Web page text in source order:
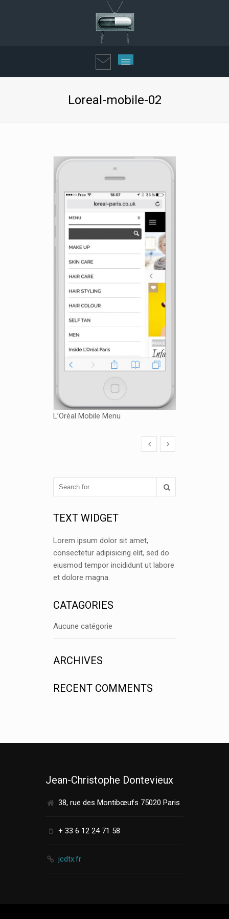
Loreal-mobile-02
L’Oréal Mobile Menu
TEXT WIDGET
Lorem ipsum dolor sit amet,
consectetur adipisicing elit, sed do
eiusmod tempor incididunt ut labore
et dolore magna.
CATAGORIES
Aucune catégorie
ARCHIVES
RECENT COMMENTS
Jean-Christophe Dontevieux
38, rue des Montibœufs 75020 Paris
+ 33 6 12 24 71 58
jcdtx.fr